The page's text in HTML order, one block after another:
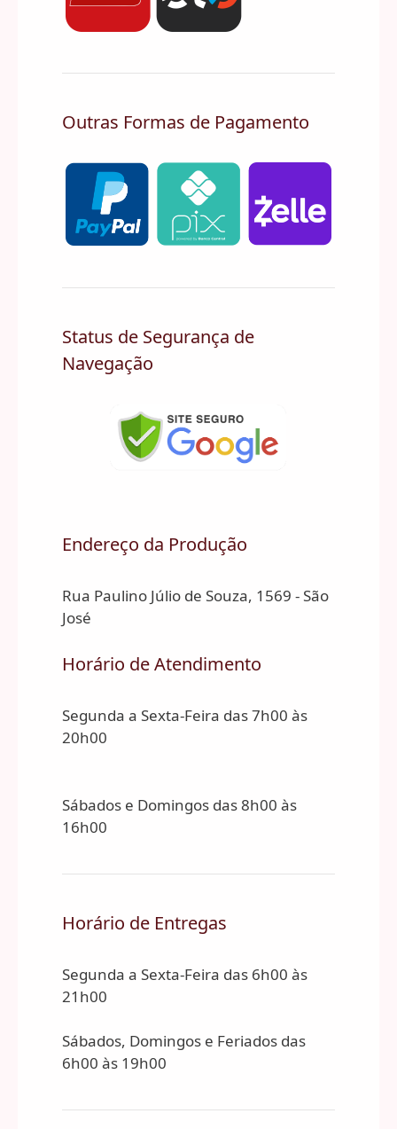
Outras Formas de Pagamento
Status de Segurança de
Navegação
Endereço da Produção
Rua Paulino Júlio de Souza, 1569 - São
José
Horário de Atendimento
Segunda a Sexta-Feira das 7h00 às
20h00
Sábados e Domingos das 8h00 às
16h00
Horário de Entregas
Segunda a Sexta-Feira das 6h00 às
21h00
Sábados, Domingos e Feriados das
6h00 às 19h00